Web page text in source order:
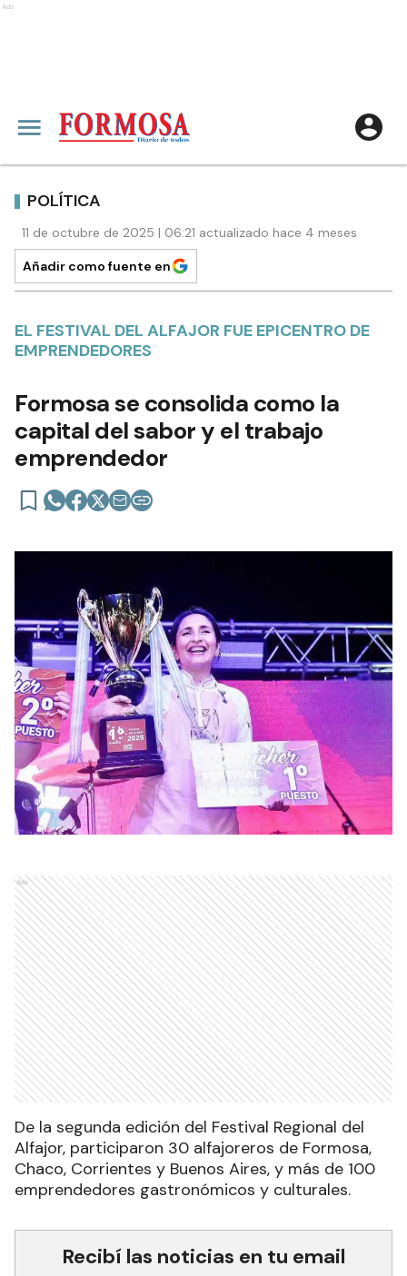
Ads
POLÍTICA
11 de octubre de 2025 | 06:21 actualizado hace 4 meses
Añadir como fuente en
EL FESTIVAL DEL ALFAJOR FUE EPICENTRO DE
EMPRENDEDORES
Formosa se consolida como la
capital del sabor y el trabajo
emprendedor
Ads
De la segunda edición del Festival Regional del
Alfajor, participaron 30 alfajoreros de Formosa,
Chaco, Corrientes y Buenos Aires, y más de 100
emprendedores gastronómicos y culturales.
Recibí las noticias en tu email